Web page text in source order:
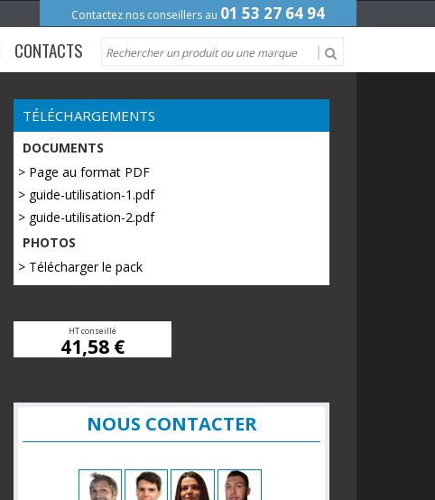
Contactez nos conseillers au 01 53 27 64 94
CONTACTS
TÉLÉCHARGEMENTS
DOCUMENTS
> Page au format PDF
> guide-utilisation-1.pdf
> guide-utilisation-2.pdf
PHOTOS
> Télécharger le pack
HT conseillé
41,58 €
NOUS CONTACTER